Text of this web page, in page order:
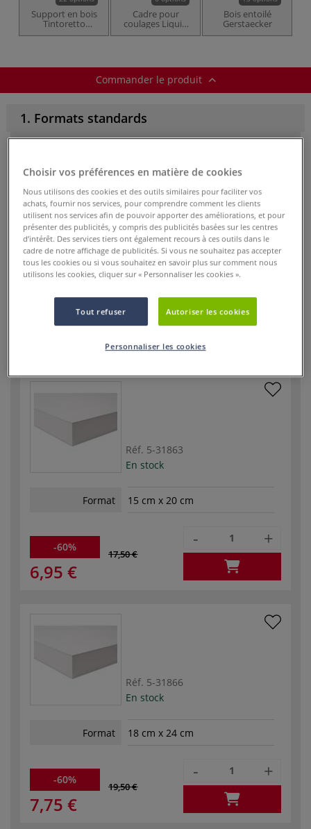
Support en bois
Tintoretto
Gerstaecker
Cadre pour
coulages Liquid
Art Board
Bois entoilé
Gerstaecker
Commander le produit
1. Formats standards
Réf.5-31861
En stock
Format 5 cm x 10 cm
-61% -
Réf. 5-31863
En stock
Format 15 cm x 20 cm
-60%
17,50 €
6,95 €
- +
Réf. 5-31866
En stock
Format 18 cm x 24 cm
-60%
19,50 €
7,75 €
- +
Choisir vos préférences en matière de cookies
Nous utilisons des cookies et des outils similaires pour faciliter vos
achats, fournir nos services, pour comprendre comment les clients
utilisent nos services afin de pouvoir apporter des améliorations, et pour
présenter des publicités, y compris des publicités basées sur les centres
d’intérêt. Des services tiers ont également recours à ces outils dans le
cadre de notre affichage de publicités. Si vous ne souhaitez pas accepter
tous les cookies ou si vous souhaitez en savoir plus sur comment nous
utilisons les cookies, cliquer sur « Personnaliser les cookies ».
Tout refuser Autoriser les cookies
Personnaliser les cookies